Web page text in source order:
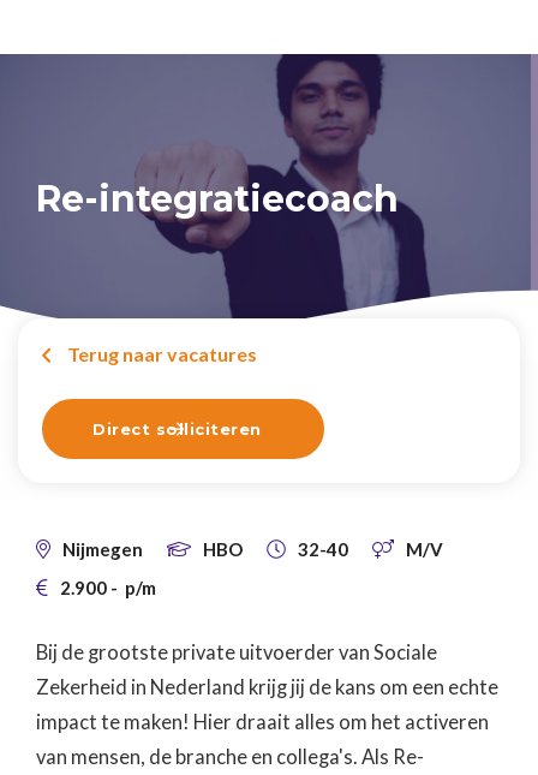
Re-integratiecoach
 Terug naar vacatures
Direct solliciteren

 Nijmegen  HBO  32-40  M/V
 2.900 - p/m
Bij de grootste private uitvoerder van Sociale
Zekerheid in Nederland krijg jij de kans om een echte
impact te maken! Hier draait alles om het activeren
van mensen, de branche en collega's. Als Re-